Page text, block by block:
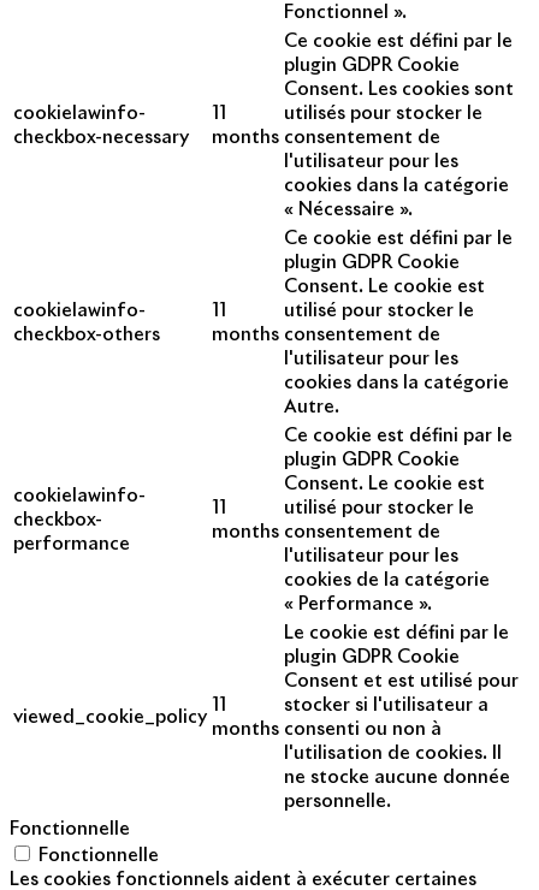
Fonctionnel ».
cookielawinfo-
checkbox-necessary
months
Ce cookie est défini par le
plugin GDPR Cookie
Consent. Les cookies sont
utilisés pour stocker le
consentement de
l'utilisateur pour les
cookies dans la catégorie
« Nécessaire ».
cookielawinfo-
checkbox-others
months
Ce cookie est défini par le
plugin GDPR Cookie
Consent. Le cookie est
utilisé pour stocker le
consentement de
l'utilisateur pour les
cookies dans la catégorie
Autre.
cookielawinfo-
checkbox-
performance
months
Ce cookie est défini par le
plugin GDPR Cookie
Consent. Le cookie est
utilisé pour stocker le
consentement de
l'utilisateur pour les
cookies de la catégorie
« Performance ».
viewed_cookie_policy
months
Le cookie est défini par le
plugin GDPR Cookie
Consent et est utilisé pour
stocker si l'utilisateur a
consenti ou non à
l'utilisation de cookies. Il
ne stocke aucune donnée
personnelle.
Fonctionnelle
Fonctionnelle
Les cookies fonctionnels aident à exécuter certaines